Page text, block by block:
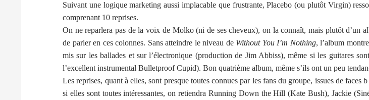
Suivant une logique marketing aussi implacable que frustrante, Placebo (ou plutôt Virgin)
comprenant 10 reprises.
On ne reparlera pas de la voix de Molko (ni de ses cheveux), on la connaît, mais plutôt d’un
de parler en ces colonnes. Sans atteindre le niveau de Without You I’m Nothing, l’album
mis sur les ballades et sur l’électronique (production de Jim Abbiss), même si les guitares
l’excellent instrumental Bulletproof Cupid). Bon quatrième album, même s’ils ont un peu
Les reprises, quant à elles, sont presque toutes connues par les fans du groupe, issues de
si elles sont toutes intéressantes, on retiendra Running Down the Hill (Kate Bush), Jackie